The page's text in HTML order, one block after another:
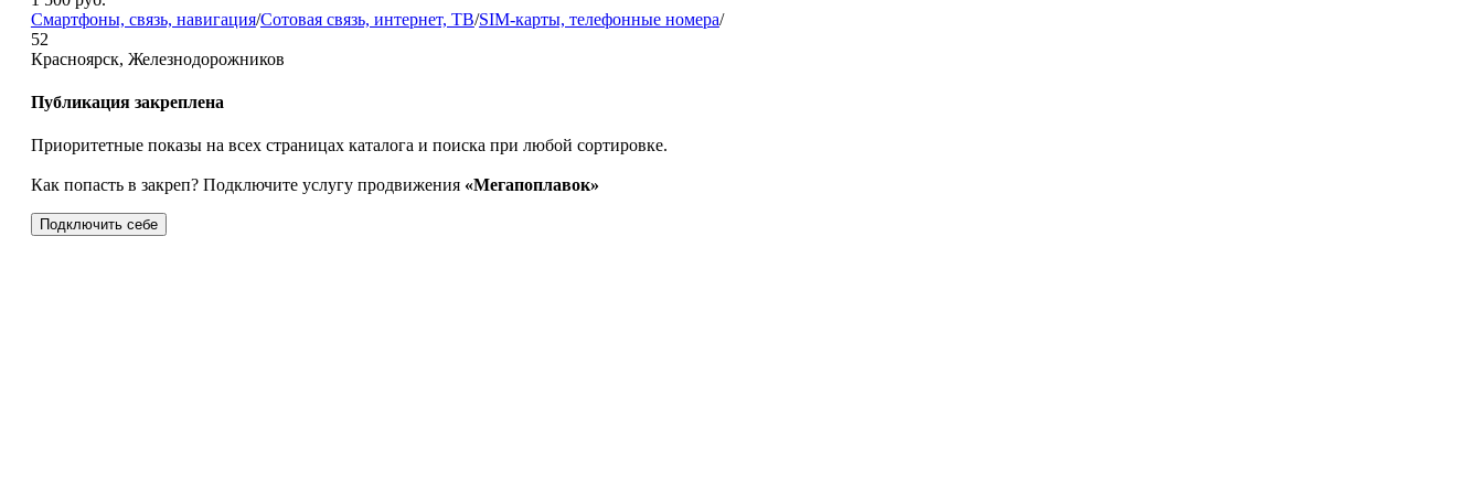
Смартфоны, связь, навигация/Сотовая связь, интернет, ТВ/SIM-карты, телефонные номера/
52
Красноярск, Железнодорожников
Публикация закреплена
Приоритетные показы на всех страницах каталога и поиска при любой сортировке.
Как попасть в закреп? Подключите услугу продвижения «Мегапоплавок»
Подключить себе